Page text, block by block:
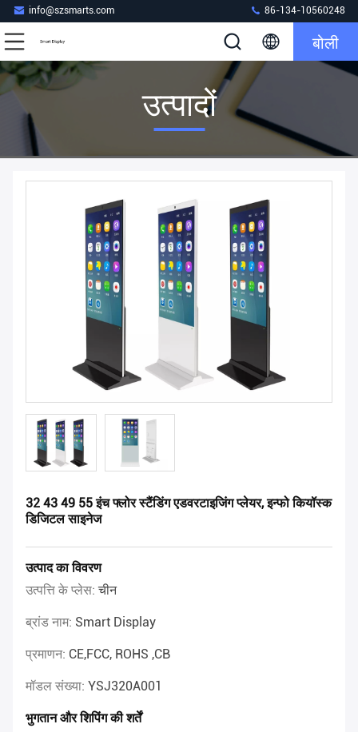
info@szsmarts.com 86-134-10560248
बोली
उत्पादों
32 43 49 55 इंच फ्लोर स्टैंडिंग एडवरटाइजिंग प्लेयर, इन्फो कियॉस्क
डिजिटल साइनेज
उत्पाद का विवरण
उत्पत्ति के प्लेस:चीन
ब्रांड नाम: Smart Display
प्रमाणन: CE,FCC, ROHS ,CB
मॉडल संख्या: YSJ320A001
भुगतान और शिपिंग की शर्तें